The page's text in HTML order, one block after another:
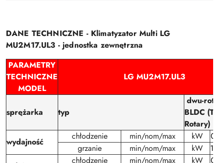
DANE TECHNICZNE - Klimatyzator Multi LG
MU2M17.UL3 - jednostka zewnętrzna
PARAMETRY
TECHNICZNE
MODEL
LG MU2M17.UL3
sprężarka typ
dwu-
BLDC
Rotary)
wydajność
chłodzenie min/nom/max kW
grzanie
min/nom/max kW
chłodzenie min/nom/max kW